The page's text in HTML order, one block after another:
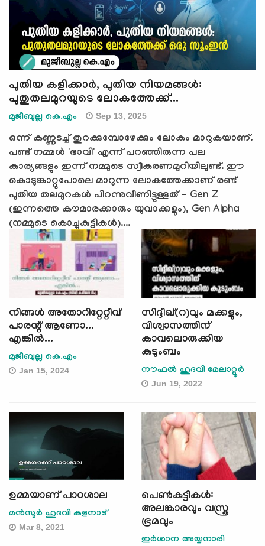
പുതിയ കളിക്കാർ, പുതിയ നിയമങ്ങൾ:
പുതുതലമുറയുടെ ലോകത്തേക്ക്...
മുജീബുല്ല കെ.എം Sep 13, 2025
ഒന്ന് കണ്ണടച്ച് തുറക്കുമ്പോഴേക്കും ലോകം മാറുകയാണ്.
പണ്ട് നമ്മൾ 'ഭാവി' എന്ന് പറഞ്ഞിരുന്ന പല
കാര്യങ്ങളും ഇന്ന് നമ്മുടെ സ്വീകരണമുറിയിലുണ്ട്. ഈ
കൊടുങ്കാറ്റുപോലെ മാറുന്ന ലോകത്തേക്കാണ് രണ്ട്
പുതിയ തലമുറകൾ പിറന്നുവീണിട്ടുള്ളത് - Gen Z
(ഇന്നത്തെ കൗമാരക്കാരും യുവാക്കളും), Gen Alpha
(നമ്മുടെ കൊച്ചുകുട്ടികൾ)....
നിങ്ങള്‍ അതോറിറ്റേറ്റീവ്
പാരന്റ് ആണോ...
എങ്കില്‍...
മുജീബുല്ല കെ.എം
Jan 15, 2024
സിദ്ദീഖ്(റ)വും മക്കളും,
വിശ്വാസത്തിന്
കാവലൊരുക്കിയ
കുടുംബം
നൗഫൽ ഹുദവി മേലാറ്റൂർ
Jun 19, 2022
ഉമ്മയാണ് പാഠശാല
മൻസൂർ ഹുദവി കളനാട്
Mar 8, 2021
പെണ്‍കുട്ടികള്‍:
അലങ്കാരവും വസ്ത്ര
ഭ്രമവും
ഇര്‍ശാന അയ്യനാരി